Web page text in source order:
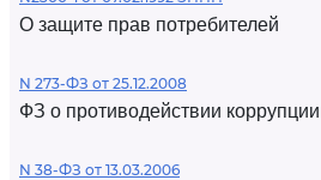
О защите прав потребителей
N 273-ФЗ от 25.12.2008
ФЗ о противодействии коррупции
N 38-ФЗ от 13.03.2006